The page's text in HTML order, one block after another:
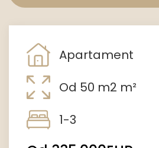
Apartament
Od 50 m2 m²
1-3